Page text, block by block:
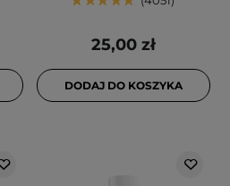
25,00 zł
DODAJ DO KOSZYKA